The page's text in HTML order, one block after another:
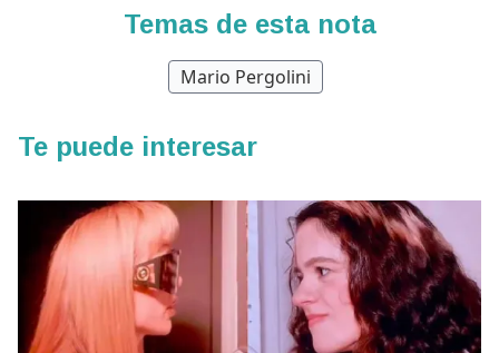
Temas de esta nota
Mario Pergolini
Te puede interesar